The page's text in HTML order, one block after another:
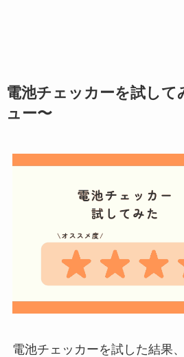
電池チェッカーを試して
ュー〜
電池チェッカーを試した結果